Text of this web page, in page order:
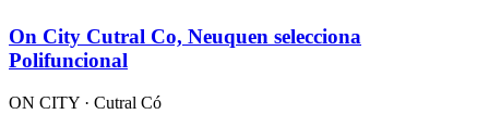
On City Cutral Co, Neuquen selecciona
Polifuncional
ON CITY · Cutral Có